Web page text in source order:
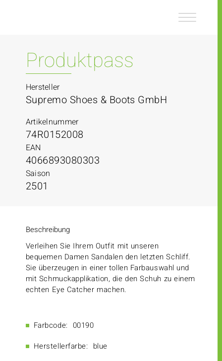
Produktpass
Hersteller
Supremo Shoes & Boots GmbH
Artikelnummer
74R0152008
EAN
4066893080303
Saison
2501
Beschreibung
Verleihen Sie Ihrem Outfit mit unseren
bequemen Damen Sandalen den letzten Schliff.
Sie überzeugen in einer tollen Farbauswahl und
mit Schmuckapplikation, die den Schuh zu einem
echten Eye Catcher machen.
Farbcode: 00190
Herstellerfarbe: blue